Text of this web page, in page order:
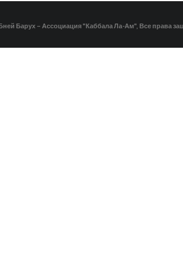
Барух – Ассоциация "Каббала Ла-Ам", Все права